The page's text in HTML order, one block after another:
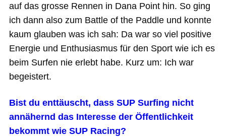
auf das grosse Rennen in Dana Point hin. So ging
ich dann also zum Battle of the Paddle und konnte
kaum glauben was ich sah: Da war so viel positive
Energie und Enthusiasmus für den Sport wie ich es
beim Surfen nie erlebt habe. Kurz um: Ich war
begeistert.
Bist du enttäuscht, dass SUP Surfing nicht
annähernd das Interesse der Öffentlichkeit
bekommt wie SUP Racing?